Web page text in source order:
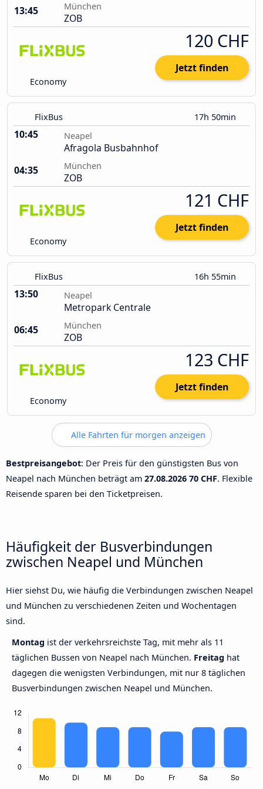
13:45
München
ZOB
Economy
120 CHF
Jetzt finden
FlixBus 17h 50min
10:45 Neapel
Afragola Busbahnhof
04:35
München
ZOB
Economy
121 CHF
Jetzt finden
FlixBus 16h 55min
13:50 Neapel
Metropark Centrale
06:45
München
ZOB
Economy
123 CHF
Jetzt finden
Alle Fahrten für morgen anzeigen
Bestpreisangebot: Der Preis für den günstigsten Bus von
Neapel nach München beträgt am 27.08.2026 70 CHF. Flexible
Reisende sparen bei den Ticketpreisen.
Häufigkeit der Busverbindungen
zwischen Neapel und München
Hier siehst Du, wie häufig die Verbindungen zwischen Neapel
und München zu verschiedenen Zeiten und Wochentagen
sind.
Montag ist der verkehrsreichste Tag, mit mehr als 11
täglichen Bussen von Neapel nach München. Freitag hat
dagegen die wenigsten Verbindungen, mit nur 8 täglichen
Busverbindungen zwischen Neapel und München.